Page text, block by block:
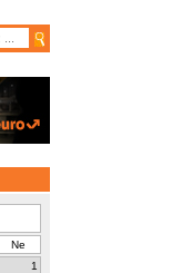
Ne
1